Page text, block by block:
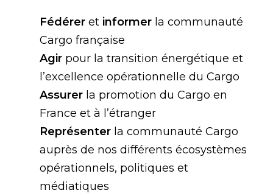
Fédéreret informerla communauté
Cargo française
Agirpour la transition énergétique et
l’excellence opérationnelle du Cargo
Assurerla promotion du Cargo en
France et à l’étranger
Représenterla communauté Cargo
auprès de nos différents écosystèmes
opérationnels, politiques et
médiatiques